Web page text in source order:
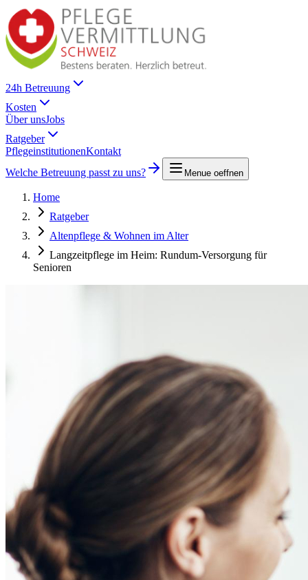
24h Betreuung
Kosten
Über unsJobs
Ratgeber
PflegeinstitutionenKontakt
Welche Betreuung passt zu uns?
Menue oeffnen
Home
Ratgeber
Altenpflege & Wohnen im Alter
Langzeitpflege im Heim: Rundum-Versorgung für
Senioren